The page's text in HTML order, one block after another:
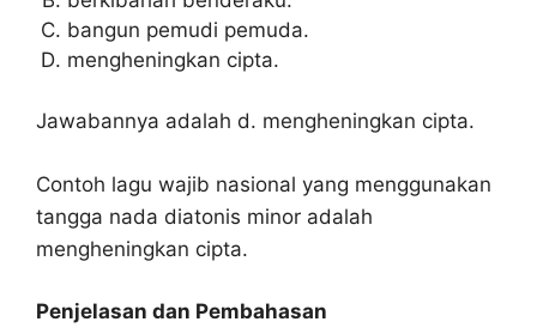
bangun pemudi pemuda.
mengheningkan cipta.
Jawabannya adalah d. mengheningkan cipta.
Contoh lagu wajib nasional yang menggunakan
tangga nada diatonis minor adalah
mengheningkan cipta.
Penjelasan dan Pembahasan